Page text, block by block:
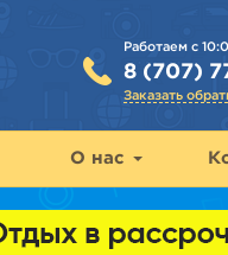
Работаем с
8 (707)
Заказать
О нас